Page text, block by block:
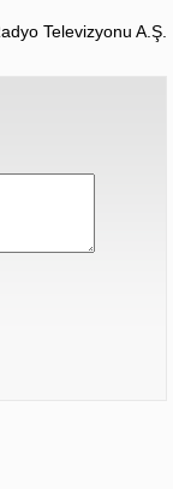
Televizyonu A.Ş.